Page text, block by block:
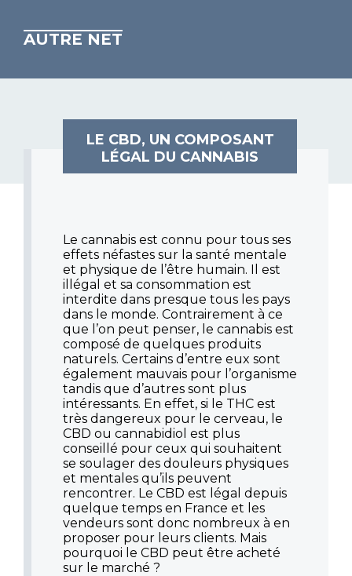
AUTRE NET
LE CBD, UN COMPOSANT
LÉGAL DU CANNABIS
Le cannabis est connu pour tous ses
effets néfastes sur la santé mentale
et physique de l’être humain. Il est
illégal et sa consommation est
interdite dans presque tous les pays
dans le monde. Contrairement à ce
que l’on peut penser, le cannabis est
composé de quelques produits
naturels. Certains d’entre eux sont
également mauvais pour l’organisme
tandis que d’autres sont plus
intéressants. En effet, si le THC est
très dangereux pour le cerveau, le
CBD ou cannabidiol est plus
conseillé pour ceux qui souhaitent
se soulager des douleurs physiques
et mentales qu’ils peuvent
rencontrer. Le CBD est légal depuis
quelque temps en France et les
vendeurs sont donc nombreux à en
proposer pour leurs clients. Mais
pourquoi le CBD peut être acheté
sur le marché ?